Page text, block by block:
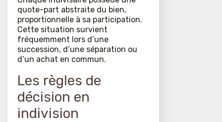
quote-part abstraite du bien,
proportionnelle à sa participation.
Cette situation survient
fréquemment lors d’une
succession, d’une séparation ou
d’un achat en commun.
Les règles de
décision en
indivision